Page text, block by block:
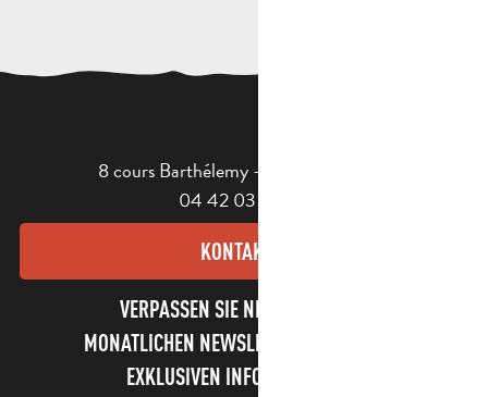
8 cours Barthélemy - 13400 Aubagne
04 42 03 49 98
KONTAKT
VERPASSEN SIE NICHT UNSEREN
MONATLICHEN NEWSLETTER UND UNSERE
EXKLUSIVEN INFORMATIONEN!